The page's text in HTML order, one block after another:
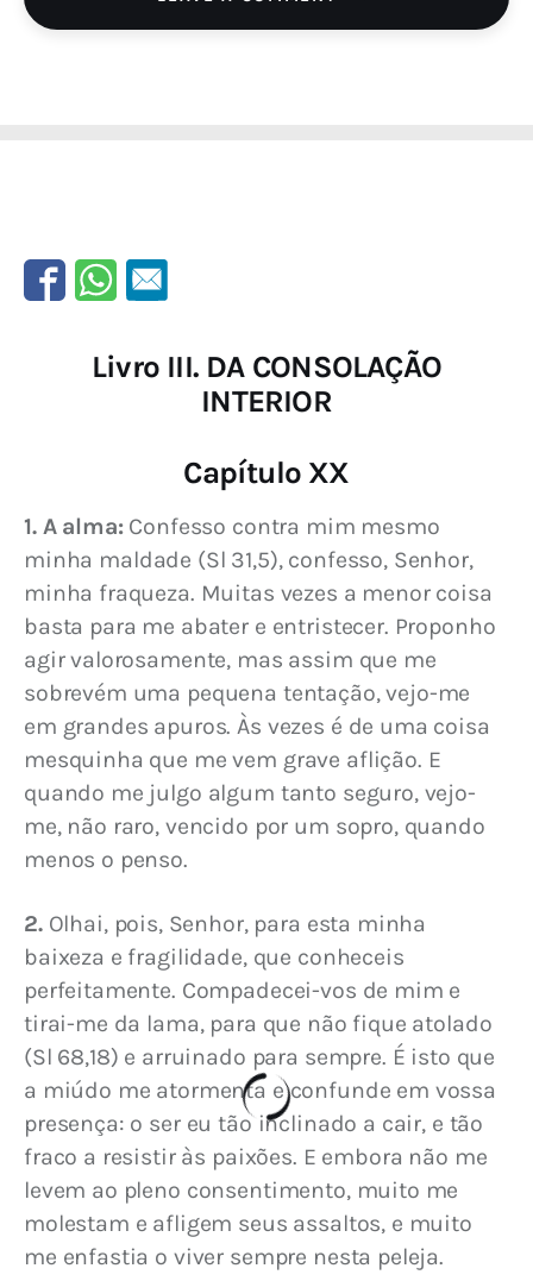
Livro III. DA CONSOLAÇÃO
INTERIOR
Capítulo XX
1. A alma: Confesso contra mim mesmo
minha maldade (Sl 31,5), confesso, Senhor,
minha fraqueza. Muitas vezes a menor coisa
basta para me abater e entristecer. Proponho
agir valorosamente, mas assim que me
sobrevém uma pequena tentação, vejo-me
em grandes apuros. Às vezes é de uma coisa
mesquinha que me vem grave aflição. E
quando me julgo algum tanto seguro, vejo-
me, não raro, vencido por um sopro, quando
menos o penso.
2. Olhai, pois, Senhor, para esta minha
baixeza e fragilidade, que conheceis
perfeitamente. Compadecei-vos de mim e
tirai-me da lama, para que não fique atolado
(Sl 68,18) e arruinado para sempre. É isto que
a miúdo me atormenta e confunde em vossa
presença: o ser eu tão inclinado a cair, e tão
fraco a resistir às paixões. E embora não me
levem ao pleno consentimento, muito me
molestam e afligem seus assaltos, e muito
me enfastia o viver sempre nesta peleja.